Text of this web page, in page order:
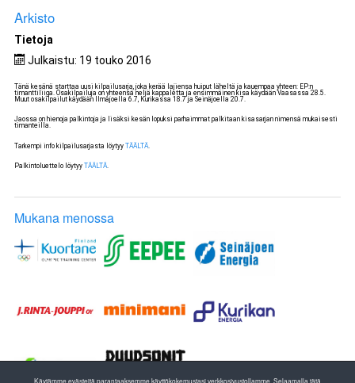
Arkisto
Tietoja
Julkaistu: 19 touko 2016
Tänä kesänä starttaa uusi kilpailusarja, joka kerää lajiensa huiput läheltä ja kauempaa yhteen: EP:n
timanttiliiga. Osakilpailuja on yhteensä neljä kappaletta ja ensimmäinen kisa käydään Vaasassa 28.5.
Muut osakilpailut käydään Ilmajoella 6.7, Kurikassa 18.7 ja Seinäjoella 20.7.
Jaossa on hienoja palkintoja ja lisäksi kesän lopuksi parhaimmat palkitaan kisasarjan nimensä mukaisesti
timanteilla.
Tarkempi info kilpailusarjasta löytyyTÄÄLTÄ
Palkintoluettelo löytyyTÄÄLTÄ.
Mukana menossa
Käytämme evästeitä parantaaksemme käyttökokemustasi verkkosivustollamme. Selaamalla tätä